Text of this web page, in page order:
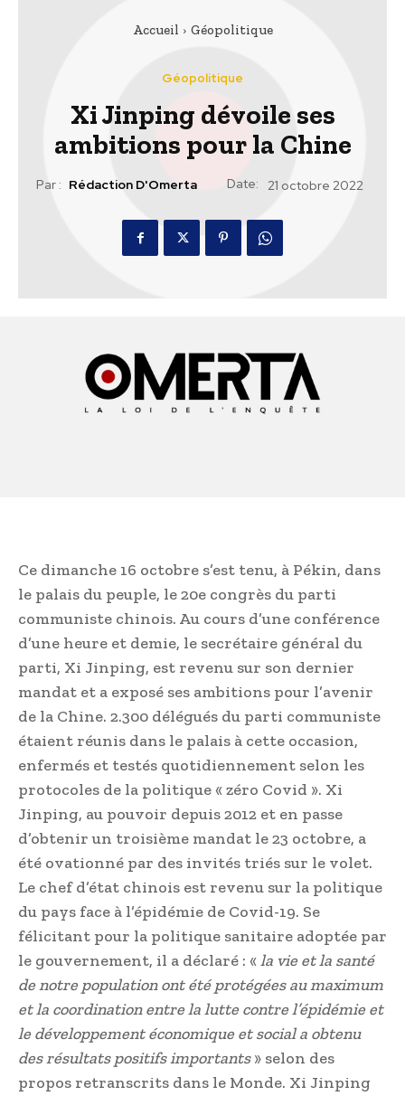
Accueil Géopolitique
Géopolitique
Xi Jinping dévoile ses
ambitions pour la Chine
Par : Rédaction D'Omerta Date: 21 octobre 2022
Ce dimanche 16 octobre s’est tenu, à Pékin, dans
le palais du peuple, le 20e congrès du parti
communiste chinois. Au cours d’une conférence
d’une heure et demie, le secrétaire général du
parti, Xi Jinping, est revenu sur son dernier
mandat et a exposé ses ambitions pour l’avenir
de la Chine. 2.300 délégués du parti communiste
étaient réunis dans le palais à cette occasion,
enfermés et testés quotidiennement selon les
protocoles de la politique « zéro Covid ». Xi
Jinping, au pouvoir depuis 2012 et en passe
d’obtenir un troisième mandat le 23 octobre, a
été ovationné par des invités triés sur le volet.
Le chef d’état chinois est revenu sur la politique
du pays face à l’épidémie de Covid-19. Se
félicitant pour la politique sanitaire adoptée par
le gouvernement, il a déclaré : «la vie et la santé
de notre population ont été protégées au maximum
et la coordination entre la lutte contre l’épidémie et
le développement économique et social a obtenu
des résultats positifs importants» selon des
propos retranscrits dans le Monde. Xi Jinping